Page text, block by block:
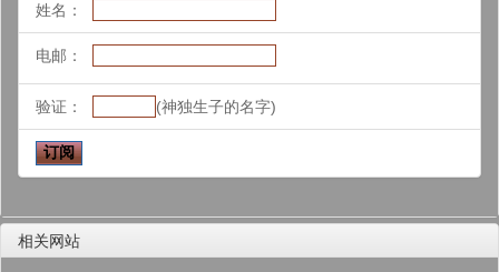
姓名：
电邮：
验证： (神独生子的名字)
相关网站